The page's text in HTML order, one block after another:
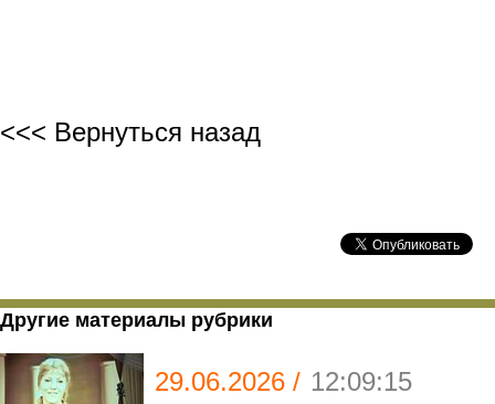
<<< Вернуться назад
Другие материалы рубрики
29.06.2026 / 12:09:15